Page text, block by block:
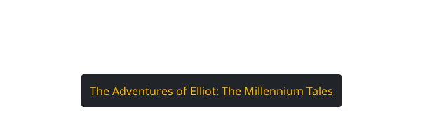
The Adventures of Elliot: The Millennium Tales